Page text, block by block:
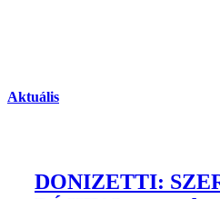
Aktuális
DONIZETTI: